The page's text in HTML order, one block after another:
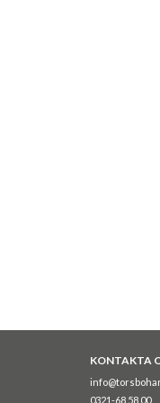
KONTAKTA
0321-68 58 00